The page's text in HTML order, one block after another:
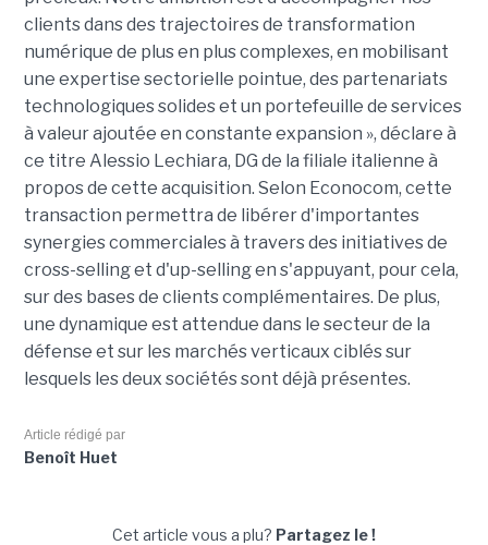
clients dans des trajectoires de transformation
numérique de plus en plus complexes, en mobilisant
une expertise sectorielle pointue, des partenariats
technologiques solides et un portefeuille de services
à valeur ajoutée en constante expansion », déclare à
ce titre Alessio Lechiara, DG de la filiale italienne à
propos de cette acquisition. Selon Econocom, cette
transaction permettra de libérer d'importantes
synergies commerciales à travers des initiatives de
cross-selling et d'up-selling en s'appuyant, pour cela,
sur des bases de clients complémentaires. De plus,
une dynamique est attendue dans le secteur de la
défense et sur les marchés verticaux ciblés sur
lesquels les deux sociétés sont déjà présentes.
Article rédigé par
Benoît Huet
Cet article vous a plu? Partagez le !